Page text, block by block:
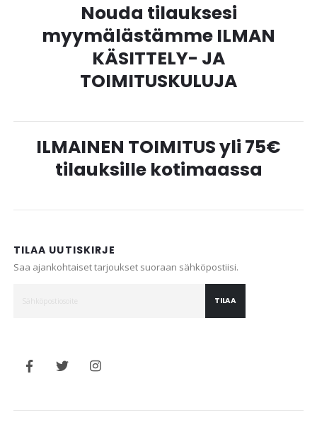
Nouda tilauksesi
myymälästämme ILMAN
KÄSITTELY- JA
TOIMITUSKULUJA
ILMAINEN TOIMITUS yli 75€
tilauksille kotimaassa
TILAA UUTISKIRJE
Saa ajankohtaiset tarjoukset suoraan sähköpostiisi.
TILAA